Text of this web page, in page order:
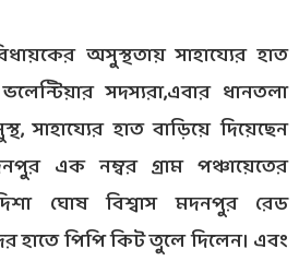
অসুস্থতায় সাহায্যের হাত
সদস্যরা,এবার ধানতলা
সাহায্যের হাত বাড়িয়ে দিয়েছেন
এক নম্বর গ্রাম পঞ্চায়েতের
ঘোষ বিশ্বাস মদনপুর রেড
হাতে পিপি কিট তুলে দিলেন। এবং